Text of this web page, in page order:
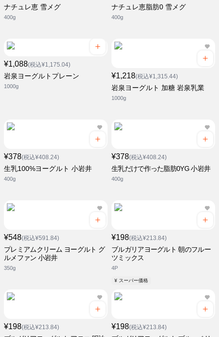
ナチュレ恵 雪メグ
400g
ナチュレ恵脂肪0 雪メグ
400g
¥1,088(税込¥1,175.04)
岩泉ヨーグルトプレーン
1000g
¥1,218(税込¥1,315.44)
岩泉ヨーグルト 加糖 岩泉乳業
1000g
¥378(税込¥408.24)
生乳100%ヨーグルト 小岩井
400g
¥378(税込¥408.24)
生乳だけで作った脂肪0YG 小岩井
400g
¥548(税込¥591.84)
プレミアムクリーム ヨーグルト グ
ルメファン 小岩井
350g
¥198(税込¥213.84)
ブルガリアヨーグルト 朝のフルー
ツミックス
4P
¥ スーパー価格
¥198(税込¥213.84) ¥198(税込¥213.84)